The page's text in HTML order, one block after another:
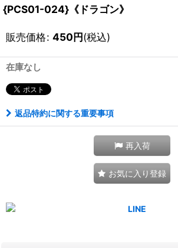
{PCS01-024}《ドラゴン》
販売価格: 450円(税込)
在庫なし
返品特約に関する重要事項
再入荷
お気に入り登録